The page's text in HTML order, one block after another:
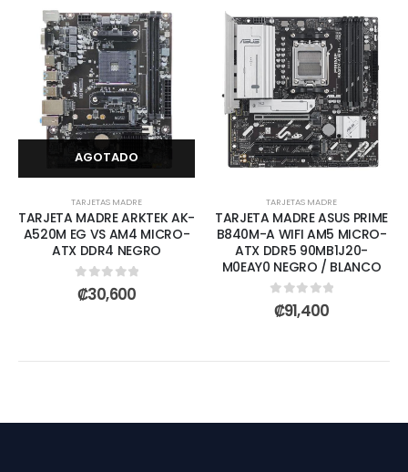
AGOTADO
TARJETAS MADRE
TARJETA MADRE ARKTEK AK-
A520M EG VS AM4 MICRO-
ATX DDR4 NEGRO
0out of 5
₡30,600
TARJETAS MADRE
TARJETA MADRE ASUS PRIME
B840M-A WIFI AM5 MICRO-
ATX DDR5 90MB1J20-
M0EAY0 NEGRO / BLANCO
0out of 5
₡91,400